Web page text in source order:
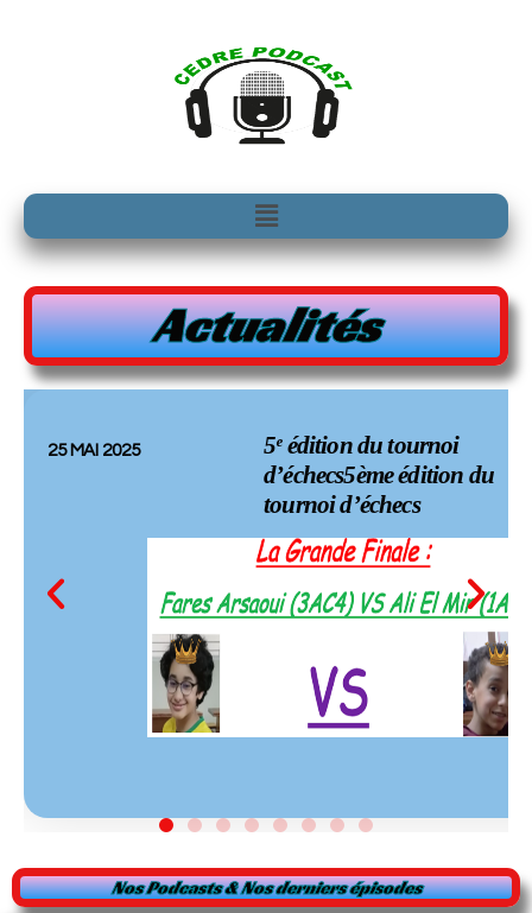
Menu
Actualités
25 MAI 2025
5ᵉ édition du tournoi
d’échecs5ème édition du
tournoi d’échecs
Nos Podcasts & Nos derniers épisodes